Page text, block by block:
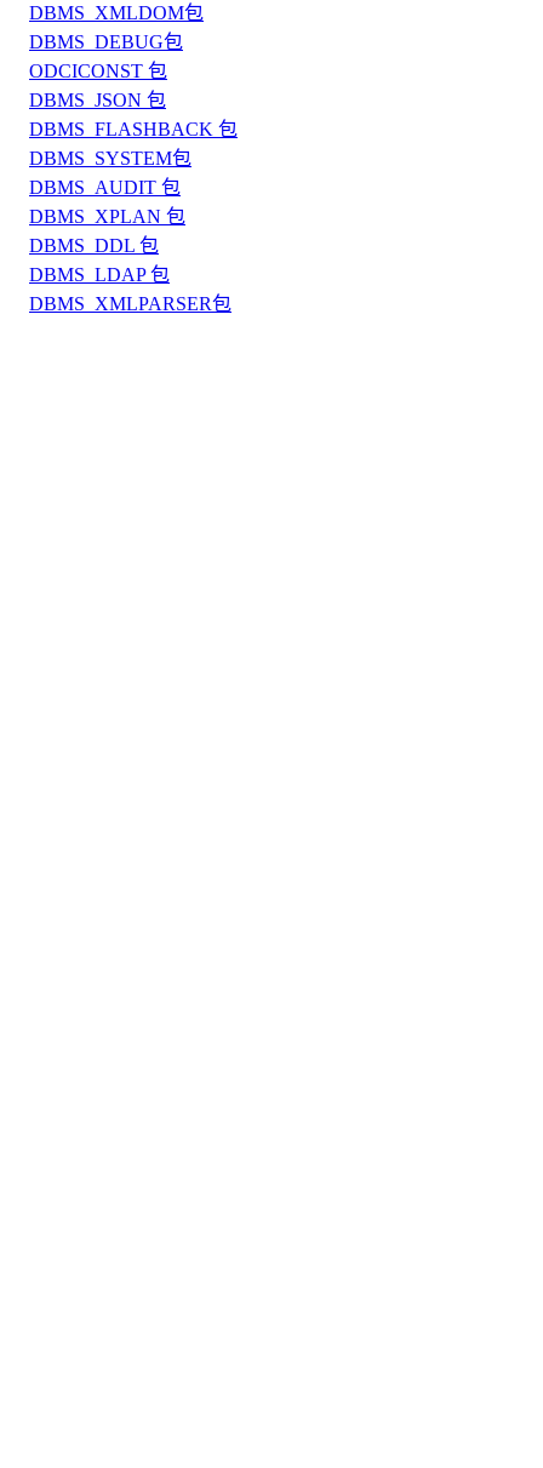
DBMS_XMLDOM包
DBMS_DEBUG包
ODCICONST 包
DBMS_JSON 包
DBMS_FLASHBACK 包
DBMS_SYSTEM包
DBMS_AUDIT 包
DBMS_XPLAN 包
DBMS_DDL 包
DBMS_LDAP 包
DBMS_XMLPARSER包